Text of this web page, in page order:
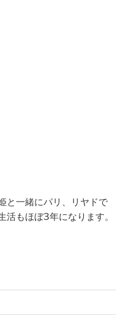
と一緒にパリ、リヤドで
活もほぼ3年になります。